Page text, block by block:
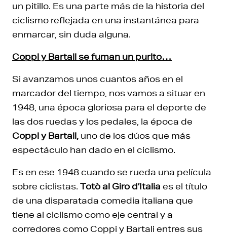
un pitillo. Es una parte más de la historia del
ciclismo reflejada en una instantánea para
enmarcar, sin duda alguna.
Coppi y Bartali se fuman un purito…
Si avanzamos unos cuantos años en el
marcador del tiempo, nos vamos a situar en
1948, una época gloriosa para el deporte de
las dos ruedas y los pedales, la época de
Coppi y Bartali, uno de los dúos que más
espectáculo han dado en el ciclismo.
Es en ese 1948 cuando se rueda una película
sobre ciclistas. Totò al Giro d’Italia es el título
de una disparatada comedia italiana que
tiene al ciclismo como eje central y a
corredores como Coppi y Bartali entres sus